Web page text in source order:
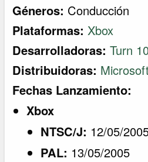
Géneros: Conducción
Plataformas: Xbox
Desarrolladoras: Turn
Distribuidoras:
Fechas Lanzamiento:
Xbox
NTSC/J: 12/05/
PAL: 13/05/2005